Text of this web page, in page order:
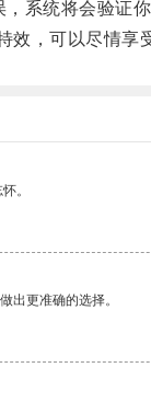
统将会验证你
，可以尽情享受
。
出更准确的选择。